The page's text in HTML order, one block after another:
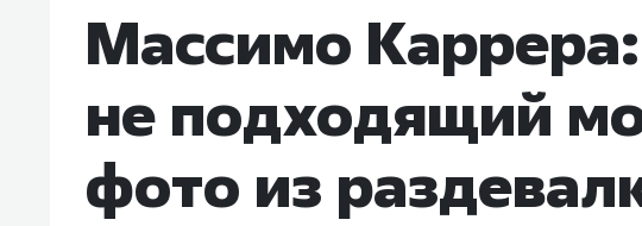
Массимо
не подходящий
фото из